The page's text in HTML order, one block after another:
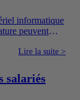
informatique
peuvent
une
Lire la suite >
salariés